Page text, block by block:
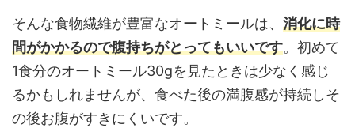
そんな食物繊維が豊富なオートミールは、 消化に時
間がかかるので腹持ちがとってもいいです。初めて
1食分のオートミール30gを見たときは少なく感じ
るかもしれませんが、食べた後の満腹感が持続しそ
の後お腹がすきにくいです。